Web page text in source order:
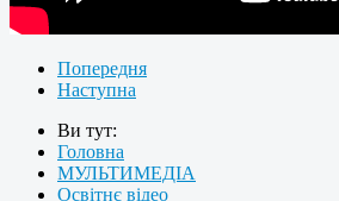
Попередня
Наступна
Ви тут:
Головна
МУЛЬТИМЕДІА
Освітнє відео